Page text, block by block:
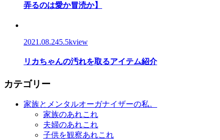
弄るのは愛か冒涜か】
2021.08.245.5kview
リカちゃんの汚れを取るアイテム紹介
カテゴリー
家族とメンタルオーガナイザーの私。
家族のあれこれ
夫婦のあれこれ
子供を観察あれこれ